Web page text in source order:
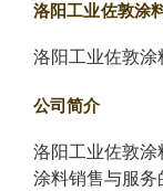
洛阳工业佐敦涂
洛阳工业佐敦涂
公司简介
洛阳工业佐敦
涂料销售与服